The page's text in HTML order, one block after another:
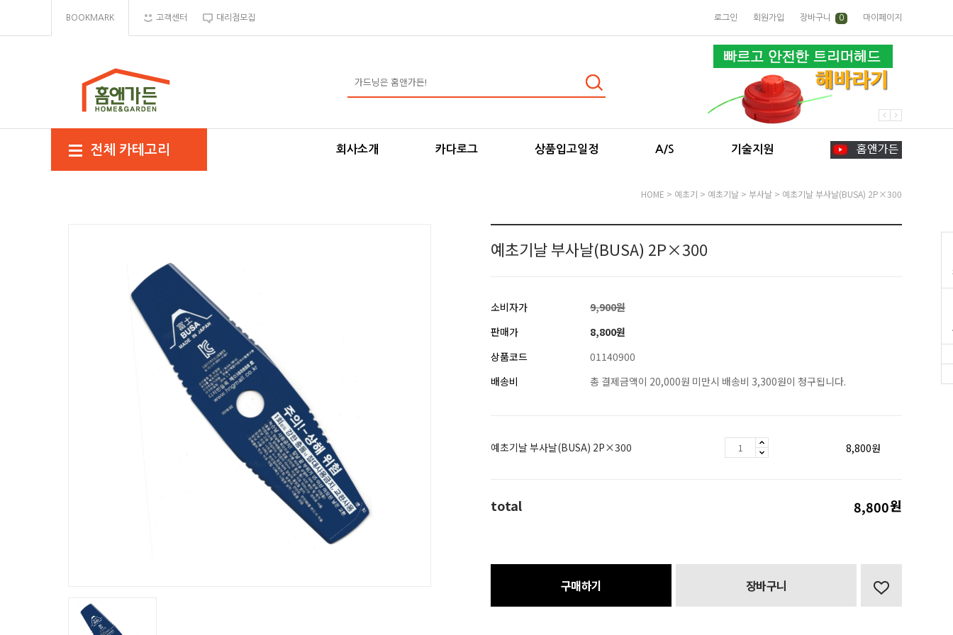
BOOKMARK 고객센터 대리점모집 로그인 회원가입 장바구니 0 마이페이지
전체 카테고리 회사소개 카다로그 상품입고일정 A/S 기술지원
HOME > 예초기 > 예초기날 > 부사날 > 예초기날 부사날(BUSA) 2P×300
예초기날 부사날(BUSA) 2P×300
소비자가
9,900원
판매가
8,800원
상품코드
01140900
배송비
총 결제금액이 20,000원 미만시 배송비 3,300원이 청구됩니다.
예초기날 부사날(BUSA) 2P×300 8,800원
total 8,800원
구매하기 장바구니